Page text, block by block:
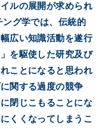
ルの展開が求められ
ング学では、伝統的
広い知識活動を遂行
を駆使した研究及び
ことになると思われ
関する過度の競争
閉じこもることにな
くくなってしまうこ